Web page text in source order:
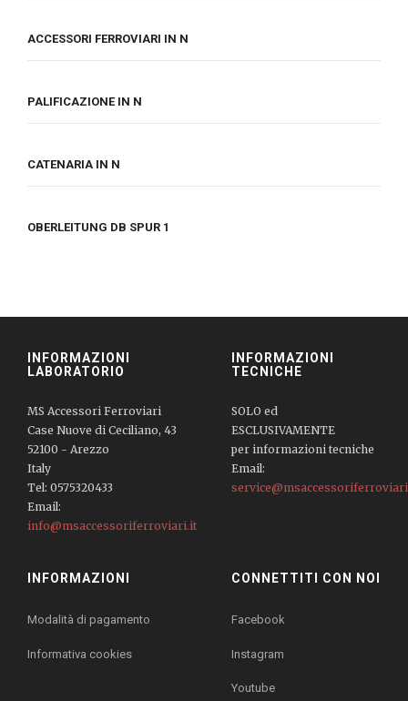
ACCESSORI FERROVIARI IN N
PALIFICAZIONE IN N
CATENARIA IN N
OBERLEITUNG DB SPUR 1
INFORMAZIONI
LABORATORIO
MS Accessori Ferroviari
Case Nuove di Ceciliano, 43
52100 - Arezzo
Italy
Tel: 0575320433
Email:
info@msaccessoriferroviari.it
INFORMAZIONI
TECNICHE
SOLO ed
ESCLUSIVAMENTE
per informazioni tecniche
Email:
INFORMAZIONI
Modalità di pagamento
Informativa cookies
CONNETTITI CON NOI
Facebook
Instagram
Youtube